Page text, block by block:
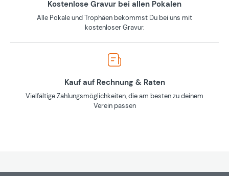
Kostenlose Gravur bei allen Pokalen
Alle Pokale und Trophäen bekommst Du bei uns mit
kostenloser Gravur.
Kauf auf Rechnung & Raten
Vielfältige Zahlungsmöglichkeiten, die am besten zu deinem
Verein passen